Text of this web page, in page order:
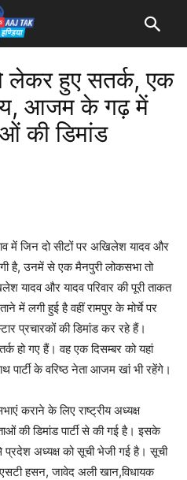
लेकर हुए सतर्क, एक
आजम के गढ़ में
की डिमांड
में जिन दो सीटों पर अखिलेश यादव और
लगी है, उनमें से एक मैनपुरी लोकसभा तो
यादव और यादव परिवार की पूरी ताकत
में लगी हुई है वहीं रामपुर के मोर्चे पर
प्रचारकों की डिमांड कर रहे हैं।
हो गए हैं। वह एक दिसम्‍बर को यहां
के वरिष्ठ नेता आजम खां भी रहेंगे।
कराने के लिए राष्ट्रीय अध्यक्ष
की डिमांड पार्टी से की गई है। इसके
प्रदेश अध्यक्ष को सूची भेजी गई है। सूची
एसटी हसन, जावेद अली खान,विधायक